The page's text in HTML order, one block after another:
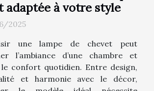
adaptée à votre style
2025
une lampe de chevet peut
l’ambiance d’une chambre et
confort quotidien. Entre design,
et harmonie avec le décor,